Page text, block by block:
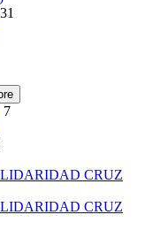
31
7
CRUZ
CRUZ